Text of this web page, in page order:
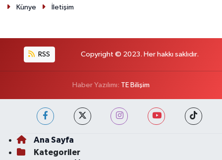
Künye İletişim
RSS Copyright © 2023. Her hakkı saklıdır.
Haber Yazılımı: TE Bilişim
Ana Sayfa
Kategoriler